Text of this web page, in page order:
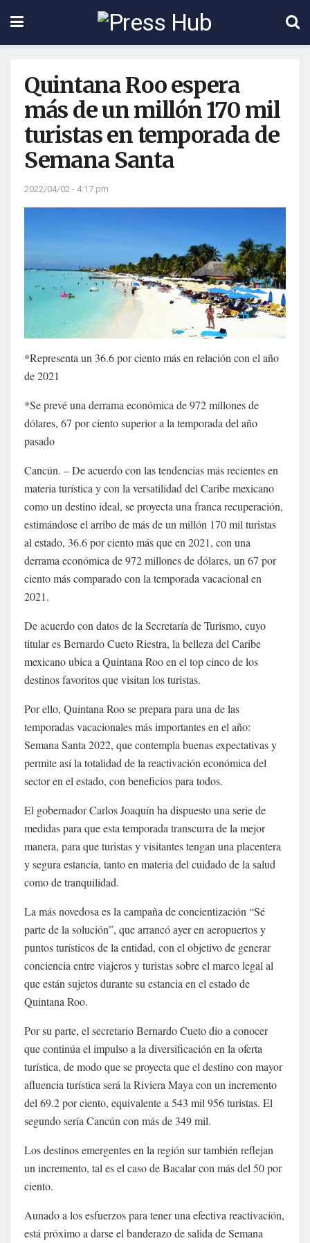
Quintana Roo espera
más de un millón 170 mil
turistas en temporada de
Semana Santa
2022/04/02 - 4:17 pm
*Representa un 36.6 por ciento más en relación con el año
de 2021
*Se prevé una derrama económica de 972 millones de
dólares, 67 por ciento superior a la temporada del año
pasado
Cancún. – De acuerdo con las tendencias más recientes en
materia turística y con la versatilidad del Caribe mexicano
como un destino ideal, se proyecta una franca recuperación,
estimándose el arribo de más de un millón 170 mil turistas
al estado, 36.6 por ciento más que en 2021, con una
derrama económica de 972 millones de dólares, un 67 por
ciento más comparado con la temporada vacacional en
2021.
De acuerdo con datos de la Secretaría de Turismo, cuyo
titular es Bernardo Cueto Riestra, la belleza del Caribe
mexicano ubica a Quintana Roo en el top cinco de los
destinos favoritos que visitan los turistas.
Por ello, Quintana Roo se prepara para una de las
temporadas vacacionales más importantes en el año:
Semana Santa 2022, que contempla buenas expectativas y
permite así la totalidad de la reactivación económica del
sector en el estado, con beneficios para todos.
El gobernador Carlos Joaquín ha dispuesto una serie de
medidas para que esta temporada transcurra de la mejor
manera, para que turistas y visitantes tengan una placentera
y segura estancia, tanto en materia del cuidado de la salud
como de tranquilidad.
La más novedosa es la campaña de concientización “Sé
parte de la solución”, que arrancó ayer en aeropuertos y
puntos turísticos de la entidad, con el objetivo de generar
conciencia entre viajeros y turistas sobre el marco legal al
que están sujetos durante su estancia en el estado de
Quintana Roo.
Por su parte, el secretario Bernardo Cueto dio a conocer
que continúa el impulso a la diversificación en la oferta
turística, de modo que se proyecta que el destino con mayor
afluencia turística será la Riviera Maya con un incremento
del 69.2 por ciento, equivalente a 543 mil 956 turistas. El
segundo sería Cancún con más de 349 mil.
Los destinos emergentes en la región sur también reflejan
un incremento, tal es el caso de Bacalar con más del 50 por
ciento.
Aunado a los esfuerzos para tener una efectiva reactivación,
está próximo a darse el banderazo de salida de Semana